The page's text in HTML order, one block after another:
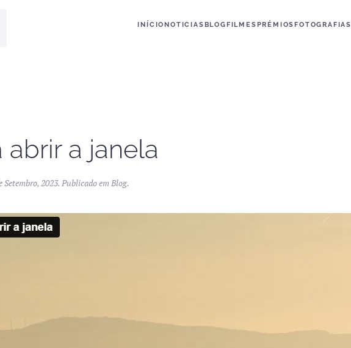
INÍCIONOTICIASBLOGFILMESPRÉMIOSFOTOGRAFIAS
abrir a janela
Setembro, 2023. Publicado emBlog.